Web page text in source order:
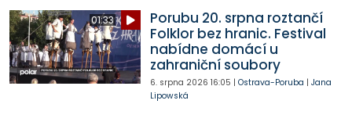
01:33
Porubu 20. srpna roztančí
Folklor bez hranic. Festival
nabídne domácí u
zahraniční soubory
6. srpna 2026 16:05 | Ostrava-Poruba | Jana
Lipowská